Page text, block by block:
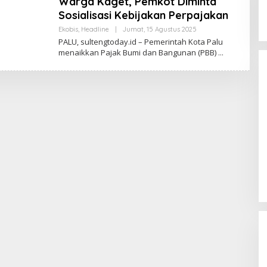
Sosialisasi Kebijakan Perpajakan
Ekobis, Headline Jumat, 15 Agustus 2025Oleh
Today
PALU, sultengtoday.id – Pemerintah Kota Palu
menaikkan Pajak Bumi dan Bangunan (PBB)